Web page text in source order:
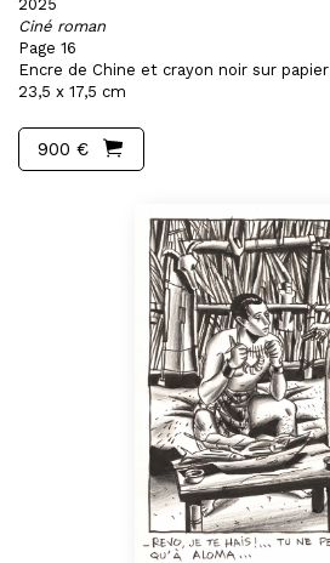
2025
Ciné roman
Page 16
Encre de Chine et crayon noir sur papier
23,5 x 17,5 cm
900 €